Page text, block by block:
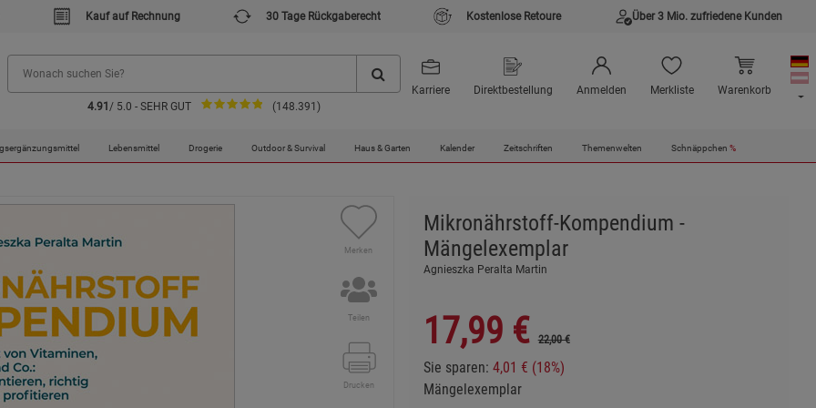
Kauf auf Rechnung 30 Tage Rückgaberecht Kostenlose Retoure Über 3 Mio. zufriedene Kunden
4.91 / 5.0 - SEHR GUT (148.391)
Karriere Direktbestellung Anmelden Merkliste Warenkorb
Lebensmittel Drogerie Outdoor & Survival Haus & Garten Kalender Zeitschriften Themenwelten Schnäppchen %
Merken
Teilen
Drucken
Mikronährstoff-Kompendium -
Mängelexemplar
Agnieszka Peralta Martin
17,99 € 22,00 €
Sie sparen: 4,01 € (18%)
Mängelexemplar